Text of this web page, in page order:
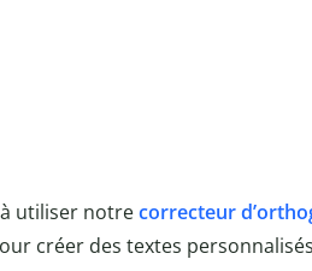
à utiliser notrecorrecteur
créer des textes